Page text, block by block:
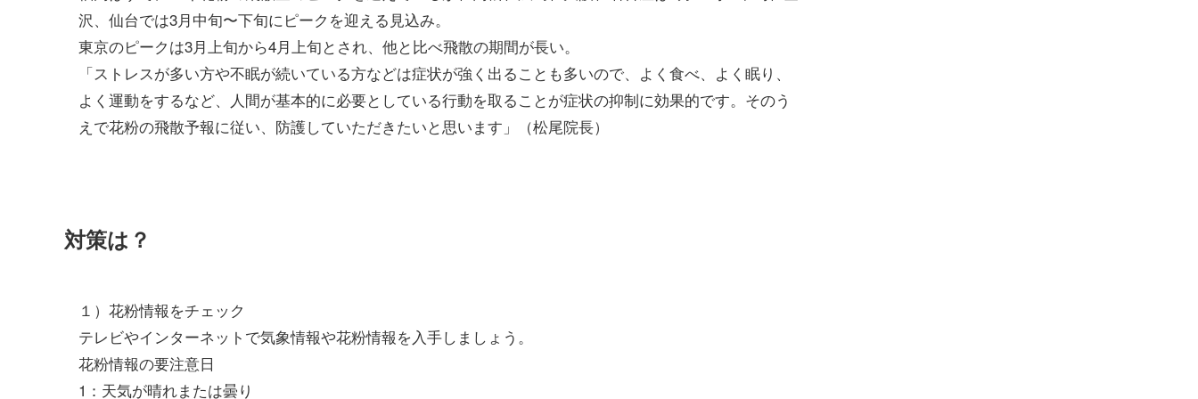
沢、仙台では3月中旬〜下旬にピークを迎える見込み。
東京のピークは3月上旬から4月上旬とされ、他と比べ飛散の期間が長い。
「ストレスが多い方や不眠が続いている方などは症状が強く出ることも多いので、よく食べ、よく眠り、
よく運動をするなど、人間が基本的に必要としている行動を取ることが症状の抑制に効果的です。そのう
えで花粉の飛散予報に従い、防護していただきたいと思います」（松尾院長）
対策は？
１）花粉情報をチェック
テレビやインターネットで気象情報や花粉情報を入手しましょう。
花粉情報の要注意日
1：天気が晴れまたは曇り